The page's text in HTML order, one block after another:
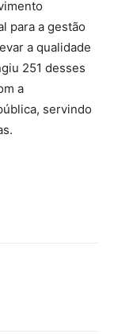
para a gestão
a qualidade
251 desses
a
servindo